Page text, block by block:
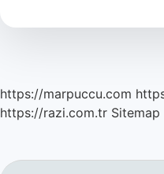
Litre
https://marpuccu.com
https://razi.com.tr Sitemap